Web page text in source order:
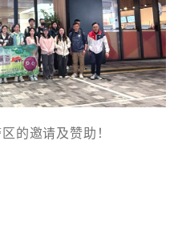
人資料將會用作市場推廣(包
隱政策。
的邀请及赞助！